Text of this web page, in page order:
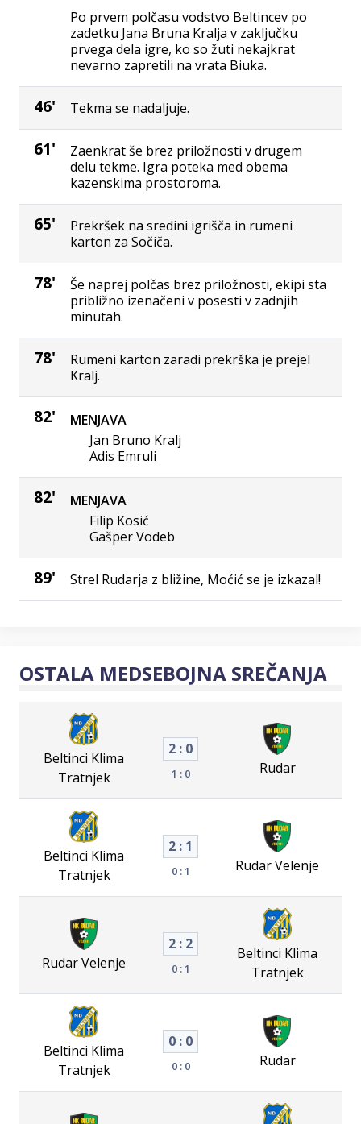
Po prvem polčasu vodstvo Beltincev po
zadetku Jana Bruna Kralja v zaključku
prvega dela igre, ko so žuti nekajkrat
nevarno zapretili na vrata Biuka.
46' Tekma se nadaljuje.
61'
Zaenkrat še brez priložnosti v drugem
delu tekme. Igra poteka med obema
kazenskima prostoroma.
65'
Prekršek na sredini igrišča in rumeni
karton za Sočiča.
78'
Še naprej polčas brez priložnosti, ekipi sta
približno izenačeni v posesti v zadnjih
minutah.
78'
Rumeni karton zaradi prekrška je prejel
Kralj.
82'
MENJAVA
Jan Bruno Kralj
Adis Emruli
82'
MENJAVA
Filip Kosić
Gašper Vodeb
89' Strel Rudarja z bližine, Moćić se je izkazal!
OSTALA MEDSEBOJNA SREČANJA
Beltinci Klima
Tratnjek
2 : 0
1 : 0 Rudar
Beltinci Klima
Tratnjek
2 : 1
0 : 1 Rudar Velenje
Rudar Velenje
2 : 2
0 : 1
Beltinci Klima
Tratnjek
Beltinci Klima
Tratnjek
0 : 0
0 : 0 Rudar